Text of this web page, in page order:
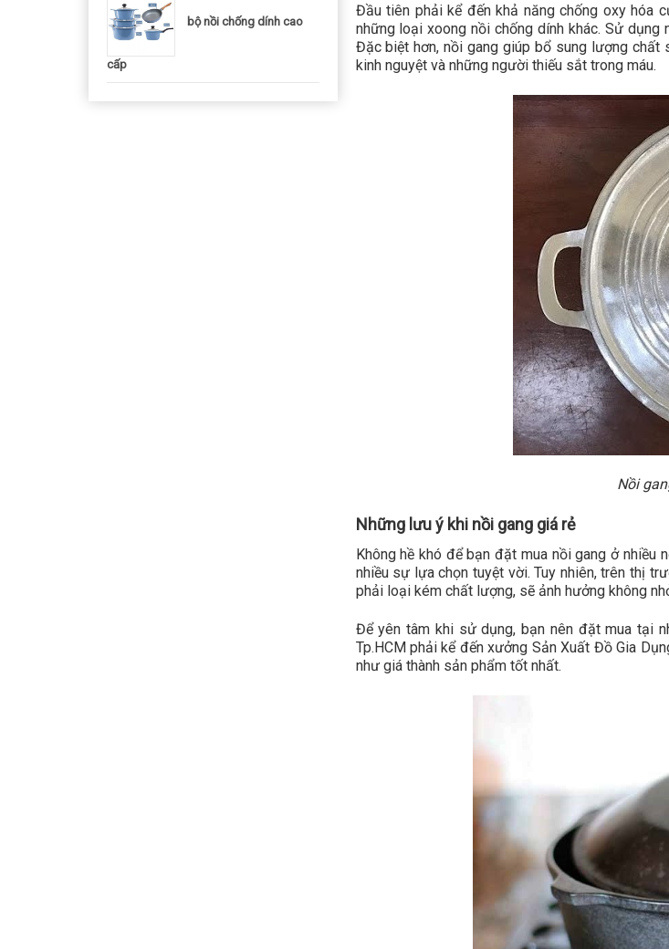
bộ nồi chống dính cao
cấp
Đầu tiên phải kể đến khả năng chống oxy hóa
những loại xoong nồi chống dính khác. Sử
Đặc biệt hơn, nồi gang giúp bổ sung lượng
kinh nguyệt và những người thiếu sắt trong máu.
Nồi
Những lưu ý khi nồi gang giá rẻ
Không hề khó để bạn đặt mua nồi gang ở
nhiều sự lựa chọn tuyệt vời. Tuy nhiên, trên thị
phải loại kém chất lượng, sẽ ảnh hưởng không
Để yên tâm khi sử dụng, bạn nên đặt mua tại
Tp.HCM phải kể đến xưởng Sản Xuất Đồ Gia
như giá thành sản phẩm tốt nhất.